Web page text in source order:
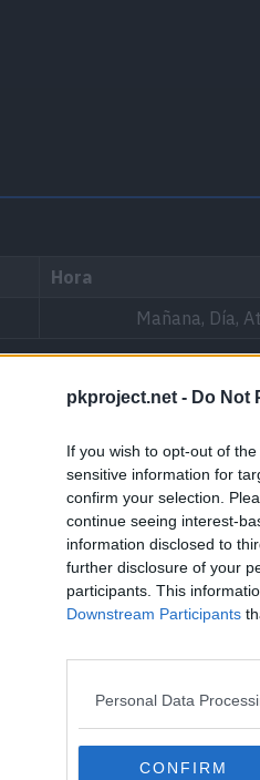
pkproject.net - Do Not
If you wish to opt-out of
sensitive information for
confirm your selection.
continue seeing interest-
information disclosed to
further disclosure of your
participants. This
Downstream Participants
Personal Data
CONFIRM
Hora
Mañana, Día,
Mañana, Día,